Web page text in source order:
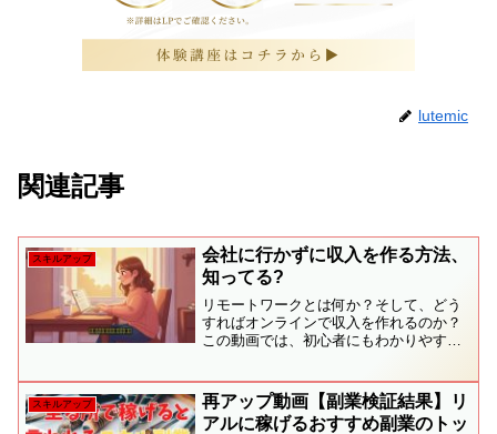
lutemic
関連記事
スキルアップ
会社に行かずに収入を作る方法、
知ってる?
リモートワークとは何か？そして、どう
すればオンラインで収入を作れるのか？
この動画では、初心者にもわかりやすく
に必要なスキル」を解説します。今の時
代、会社に毎日通わなくて...
スキルアップ
再アップ動画【副業検証結果】リ
アルに稼げるおすすめ副業のトッ